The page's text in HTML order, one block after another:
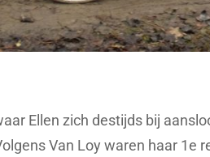
Ellen zich destijds bij
Van Loy waren haar 1e